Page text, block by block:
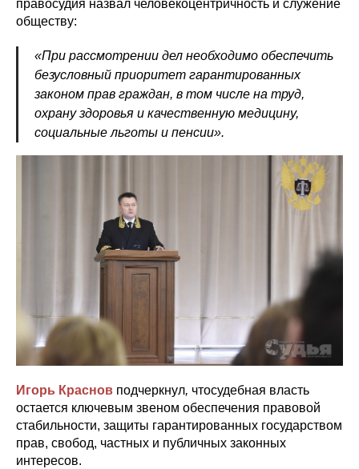
правосудия назвал человекоцентричность и служение
обществу:
«При рассмотрении дел необходимо обеспечить
безусловный приоритет гарантированных
законом прав граждан, в том числе на труд,
охрану здоровья и качественную медицину,
социальные льготы и пенсии».
Игорь Краснов подчеркнул, чтосудебная власть
остается ключевым звеном обеспечения правовой
стабильности, защиты гарантированных государством
прав, свобод, частных и публичных законных
интересов.